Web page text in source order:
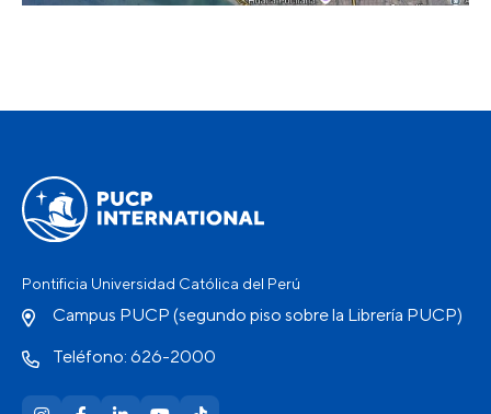
Pontificia Universidad Católica del Perú
Campus PUCP (segundo piso sobre la Librería PUCP)
Teléfono: 626-2000